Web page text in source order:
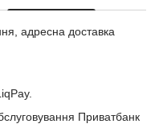
адресна доставка
Приватбанк